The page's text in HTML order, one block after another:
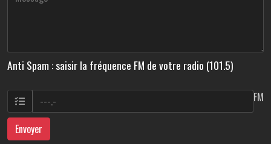
Anti Spam : saisir la fréquence FM de votre radio (101.5)
FM
Envoyer